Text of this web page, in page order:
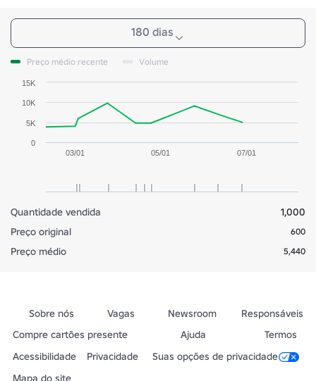
180 dias
Preço médio recente Volume
03/01 05/01 07/01
0
5K
10K
15K
Quantidade vendida
1,000
Preço original
600
Preço médio 5,440
Sobre nós Vagas Newsroom
Responsáveis
Compre cartões presente
Ajuda
Termos
Acessibilidade
Privacidade
Suas opções de privacidade
Mapa do site